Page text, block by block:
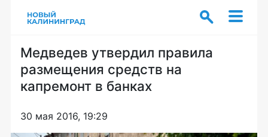
Медведев утвердил правила
размещения средств на
капремонт в банках
30 мая 2016, 19:29